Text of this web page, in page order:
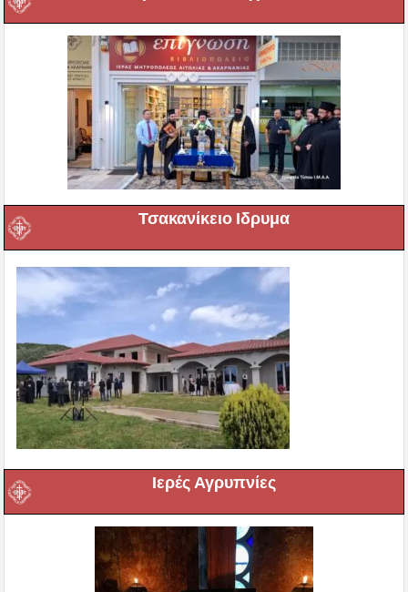
Τσακανίκειο Ιδρυμα
Ιερές Αγρυπνίες